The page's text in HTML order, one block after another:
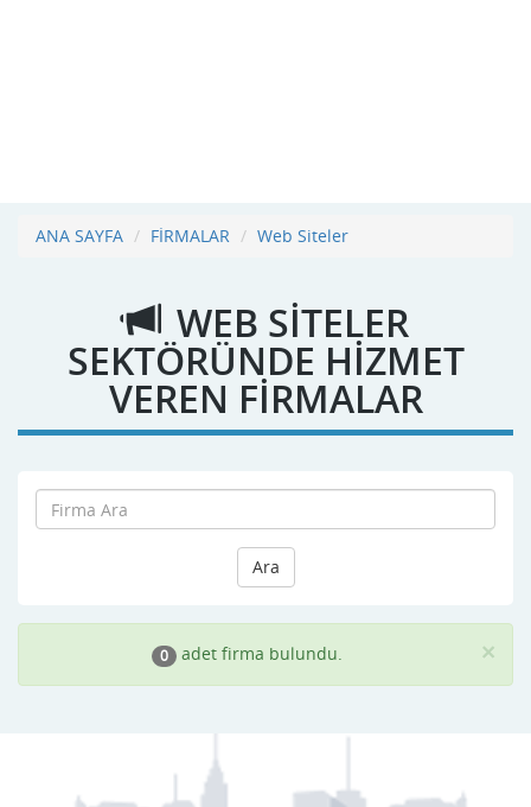
ANA SAYFA FİRMALAR Web Siteler
WEB SITELER
SEKTÖRÜNDE HİZMET
VEREN FİRMALAR
Ara
×
0 adet firma bulundu.